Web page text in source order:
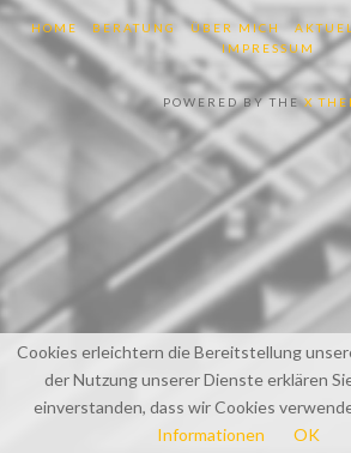
HOME BERATUNG ÜBER MICH
IMPRESSUM
POWERED BY THEX
Cookies erleichtern die Bereitstellung
der Nutzung unserer Dienste erklären
einverstanden, dass wir Cookies
Informationen
OK